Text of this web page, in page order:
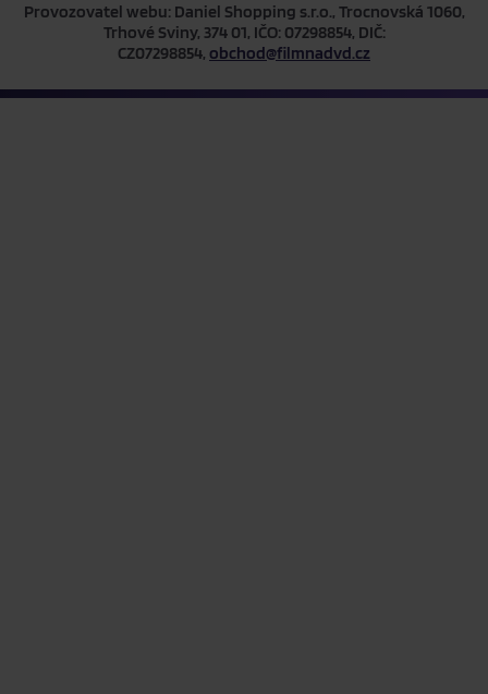
Provozovatel webu: Daniel Shopping s.r.o., Trocnovská 1060,
Trhové Sviny, 374 01, IČO: 07298854, DIČ:
CZ07298854, obchod@filmnadvd.cz